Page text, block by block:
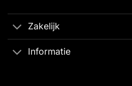
Zakelijk
Informatie